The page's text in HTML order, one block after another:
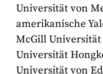
Universität von
amerikanische
McGill
Universität
Universität von